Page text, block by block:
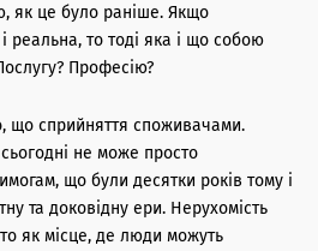
як це було раніше. Якщо
реальна, то тоді яка і що собою
Професію?
що сприйняття споживачами.
не може просто
що були десятки років тому і
та доковідну ери. Нерухомість
як місце, де люди можуть